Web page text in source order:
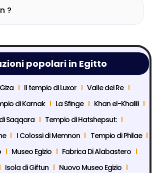
?
popolari in Egitto
Il tempio di Luxor
Valle dei Re
di Karnak La Sfinge
Khan el-Khalili
Saqqara
Tempio di Hatshepsut:
I Colossi di Memnon
Tempio di Philae
Museo Egizio
Fabrica Di Alabastero
Isola di Giftun
Nuovo Museo Egizio